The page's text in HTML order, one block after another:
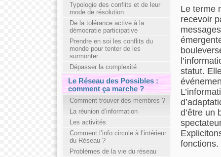
Le terme
recevoir
statut.
d’être un
fonctions.
Typologie des conflits et de leur
mode de résolution
De la tolérance active à la
démocratie participative
Prendre en soi les conflits du
monde pour tenter de les
surmonter
Dépasser la complexité
Le Réseau des Possibles :
comment ça marche ?
Comment trouver des membres ?
La réunion d’information
Les activités
Comment l’info circule à l’intérieur
du Réseau ?
Problèmes de la vie du réseau